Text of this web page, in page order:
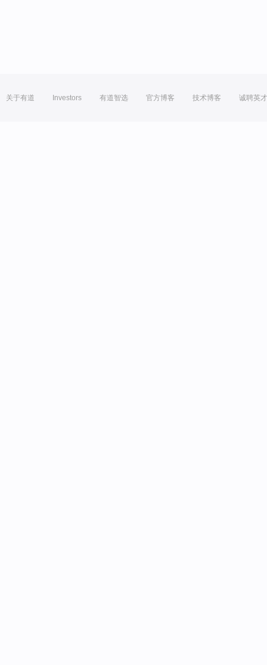
关于有道 Investors 有道智选 官方博客 技术博客 诚聘英才